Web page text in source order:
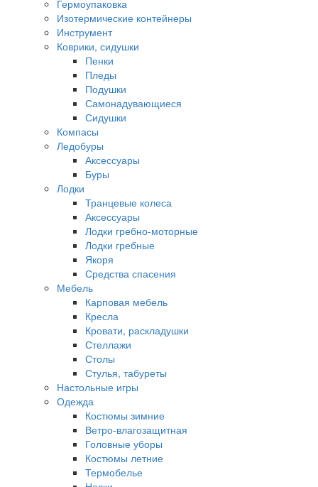
Гермоупаковка
Изотермические контейнеры
Инструмент
Коврики, сидушки
Пенки
Пледы
Подушки
Самонадувающиеся
Сидушки
Компасы
Ледобуры
Аксессуары
Буры
Лодки
Транцевые колеса
Аксессуары
Лодки гребно-моторные
Лодки гребные
Якоря
Средства спасения
Мебель
Карповая мебель
Кресла
Кровати, раскладушки
Стеллажи
Столы
Стулья, табуреты
Настольные игры
Одежда
Костюмы зимние
Ветро-влагозащитная
Головные уборы
Костюмы летние
Термобелье